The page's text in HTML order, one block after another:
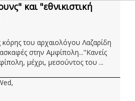
και "εθνικιστική
του αρχαιολόγου Λαζαρίδη
στην Αμφίπολη..."Κανείς
μέχρι, μεσούντος του ...